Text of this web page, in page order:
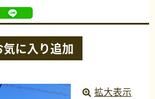
気に入り追加
拡大表示